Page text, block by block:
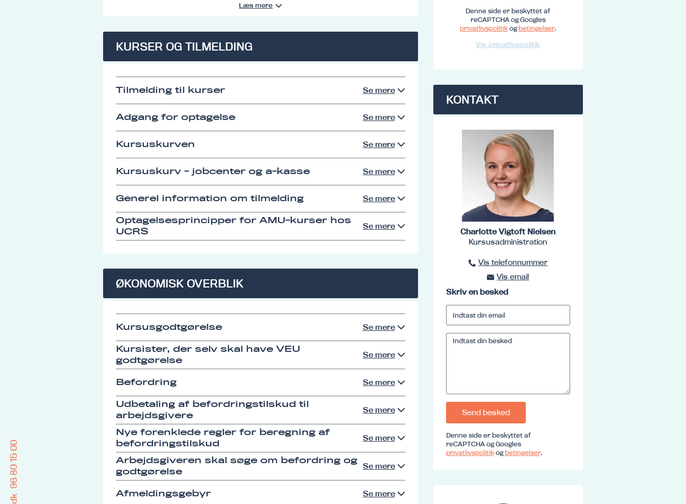
Læs mere
KURSER OG TILMELDING
Tilmelding til kurser Se mere
Adgang for optagelse Se mere
Kursuskurven Se mere
Kursuskurv - jobcenter og a-kasse Se mere
Generel information om tilmelding Se mere
Optagelsesprincipper for AMU-kurser hos
UCRS
Se mere
ØKONOMISK OVERBLIK
Kursusgodtgørelse Se mere
Kursister, der selv skal have VEU
godtgørelse
Se mere
Befordring Se mere
Udbetaling af befordringstilskud til
arbejdsgivere
Se mere
Nye forenklede regler for beregning af
befordringstilskud
Se mere
Arbejdsgiveren skal søge om befordring og
godtgørelse
Se mere
Afmeldingsgebyr Se mere
Denne side er beskyttet af
reCAPTCHA og Googles
privatlivspolitikogbetingelser.
Vis privatlivspolitik
KONTAKT
Charlotte Vigtoft Nielsen
Kursusadministration
Vis telefonnummer
96801516
Vis emailkursus@ucrs.dk
Skriv en besked
Send besked
Denne side er beskyttet af
reCAPTCHA og Googles
privatlivspolitikogbetingelser.
96 80 15 00